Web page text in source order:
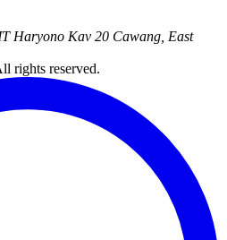
Haryono Kav 20 Cawang, East
rights reserved.